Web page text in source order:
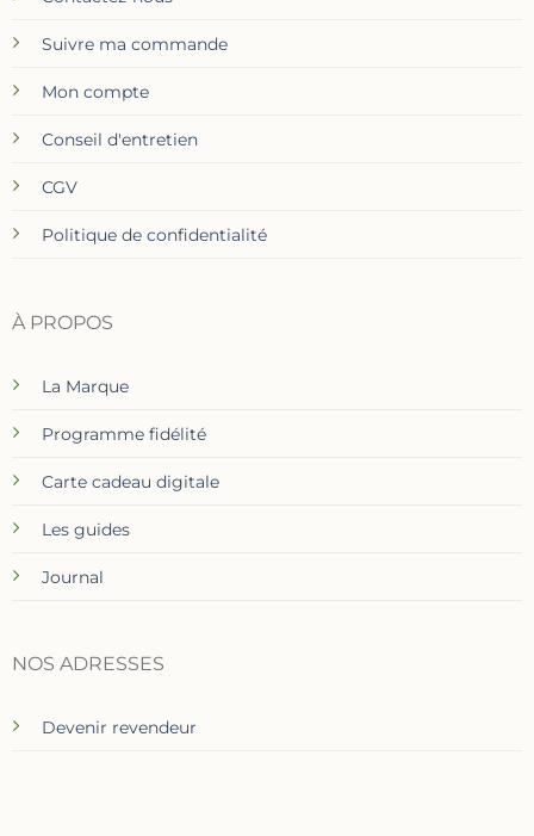
Suivre ma commande
Mon compte
Conseil d'entretien
CGV
Politique de confidentialité
À PROPOS
La Marque
Programme fidélité
Carte cadeau digitale
Les guides
Journal
NOS ADRESSES
Devenir revendeur